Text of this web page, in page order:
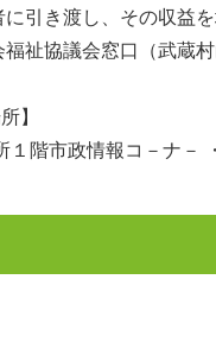
引き渡し、その収益
祉協議会窓口（武蔵
】
１階市政情報コ－ナ－